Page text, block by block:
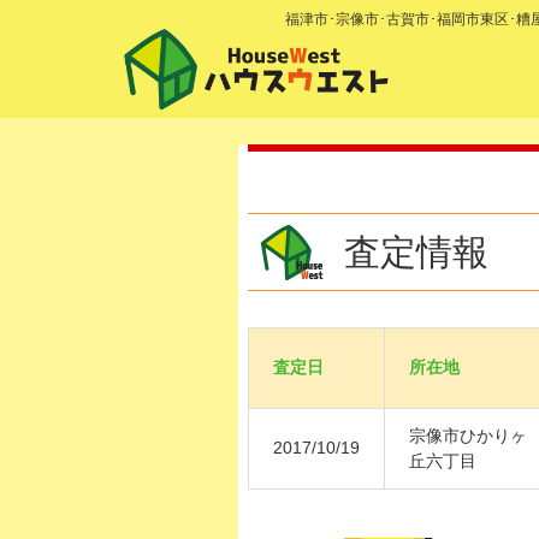
福津市･宗像市･古賀市･福岡市東区･
査定情報
査定日 所在地
2017/10/19
宗像市ひかりヶ
丘六丁目